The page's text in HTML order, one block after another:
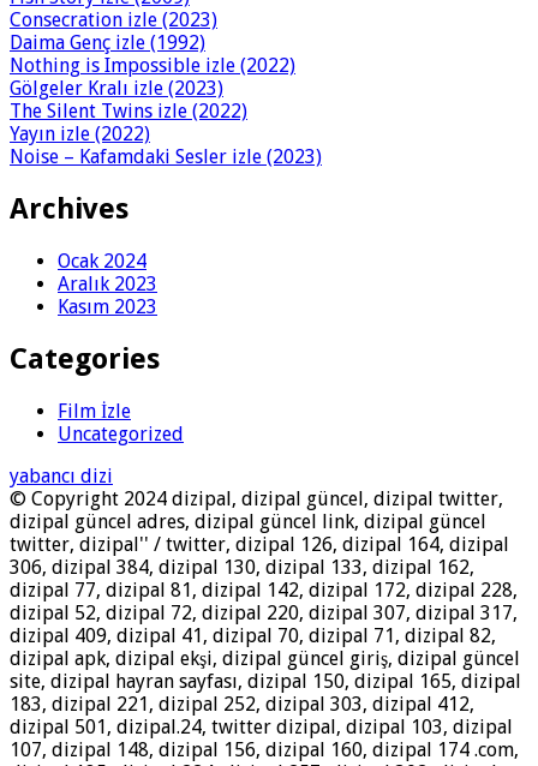
Consecration izle (2023)
Daima Genç izle (1992)
Nothing is Impossible izle (2022)
Gölgeler Kralı izle (2023)
The Silent Twins izle (2022)
Yayın izle (2022)
Noise – Kafamdaki Sesler izle (2023)
Archives
Ocak 2024
Aralık 2023
Kasım 2023
Categories
Film İzle
Uncategorized
yabancı dizi
© Copyright 2024 dizipal, dizipal güncel, dizipal twitter,
dizipal güncel adres, dizipal güncel link, dizipal güncel
twitter, dizipal'' / twitter, dizipal 126, dizipal 164, dizipal
306, dizipal 384, dizipal 130, dizipal 133, dizipal 162,
dizipal 77, dizipal 81, dizipal 142, dizipal 172, dizipal 228,
dizipal 52, dizipal 72, dizipal 220, dizipal 307, dizipal 317,
dizipal 409, dizipal 41, dizipal 70, dizipal 71, dizipal 82,
dizipal apk, dizipal ekşi, dizipal güncel giriş, dizipal güncel
site, dizipal hayran sayfası, dizipal 150, dizipal 165, dizipal
183, dizipal 221, dizipal 252, dizipal 303, dizipal 412,
dizipal 501, dizipal.24, twitter dizipal, dizipal 103, dizipal
107, dizipal 148, dizipal 156, dizipal 160, dizipal 174 .com,